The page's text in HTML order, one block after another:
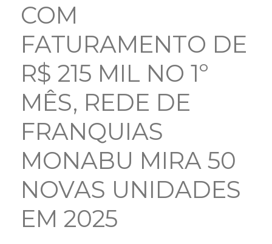
COM
FATURAMENTO DE
R$ 215 MIL NO 1º
MÊS, REDE DE
FRANQUIAS
MONABU MIRA 50
NOVAS UNIDADES
EM 2025